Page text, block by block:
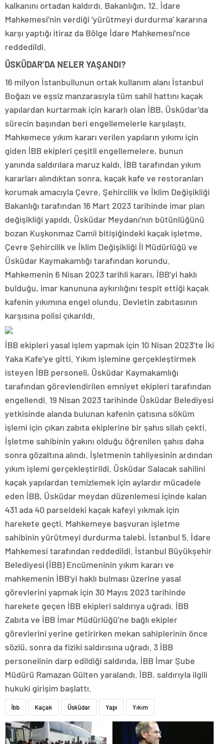
kalkanını ortadan kaldırdı. Bakanlığın, 12. İdare
Mahkemesi’nin verdiği ‘yürütmeyi durdurma’ kararına
karşı yaptığı itiraz da Bölge İdare Mahkemesi’nce
reddedildi.
ÜSKÜDAR’DA NELER YAŞANDI?
16 milyon İstanbullunun ortak kullanım alanı İstanbul
Boğazı ve eşsiz manzarasıyla tüm sahil hattını kaçak
yapılardan kurtarmak için kararlı olan İBB, Üsküdar’da
sürecin başından beri engellemelerle karşılaştı.
Mahkemece yıkım kararı verilen yapıların yıkımı için
giden İBB ekipleri çeşitli engellemelere, bunun
yanında saldırılara maruz kaldı. İBB tarafından yıkım
kararları alındıktan sonra, kaçak kafe ve restoranları
korumak amacıyla Çevre, Şehircilik ve İklim Değişikliği
Bakanlığı tarafından 16 Mart 2023 tarihinde imar plan
değişikliği yapıldı. Üsküdar Meydanı’nın bütünlüğünü
bozan Kuşkonmaz Camii bitişiğindeki kaçak işletme,
Çevre Şehircilik ve İklim Değişikliği İl Müdürlüğü ve
Üsküdar Kaymakamlığı tarafından korundu.
Mahkemenin 6 Nisan 2023 tarihli kararı, İBB’yi haklı
bulduğu, imar kanununa aykırılığını tespit ettiği kaçak
kafenin yıkımına engel olundu. Devletin zabıtasının
karşısına polisi çıkarıldı.
İBB ekipleri yasal işlem yapmak için 10 Nisan 2023’te İki
Yaka Kafe’ye gitti. Yıkım işlemine gerçekleştirmek
isteyen İBB personeli, Üsküdar Kaymakamlığı
tarafından görevlendirilen emniyet ekipleri tarafından
engellendi. 19 Nisan 2023 tarihinde Üsküdar Belediyesi
yetkisinde alanda bulunan kafenin çatısına söküm
işlemi için çıkan zabıta ekiplerine bir şahıs silah çekti.
İşletme sahibinin yakını olduğu öğrenilen şahıs daha
sonra gözaltına alındı. İşletmenin tahliyesinin ardından
yıkım işlemi gerçekleştirildi. Üsküdar Salacak sahilini
kaçak yapılardan temizlemek için aylardır mücadele
eden İBB, Üsküdar meydan düzenlemesi içinde kalan
431 ada 40 parseldeki kaçak kafeyi yıkmak için
harekete geçti. Mahkemeye başvuran işletme
sahibinin yürütmeyi durdurma talebi, İstanbul 5. İdare
Mahkemesi tarafından reddedildi. İstanbul Büyükşehir
Belediyesi (İBB) Encümeninin yıkım kararı ve
mahkemenin İBB’yi haklı bulması üzerine yasal
görevlerini yapmak için 30 Mayıs 2023 tarihinde
harekete geçen İBB ekipleri saldırıya uğradı. İBB
Zabıta ve İBB İmar Müdürlüğü’ne bağlı ekipler
görevlerini yerine getirirken mekan sahiplerinin önce
sözlü, sonra da fiziki saldırısına uğradı. 3 İBB
personelinin darp edildiği saldırıda, İBB İmar Şube
Müdürü Ramazan Gülten yaralandı. İBB, saldırıyla ilgili
hukuki girişim başlattı.
İbb Kaçak Üsküdar Yapı Yıkım